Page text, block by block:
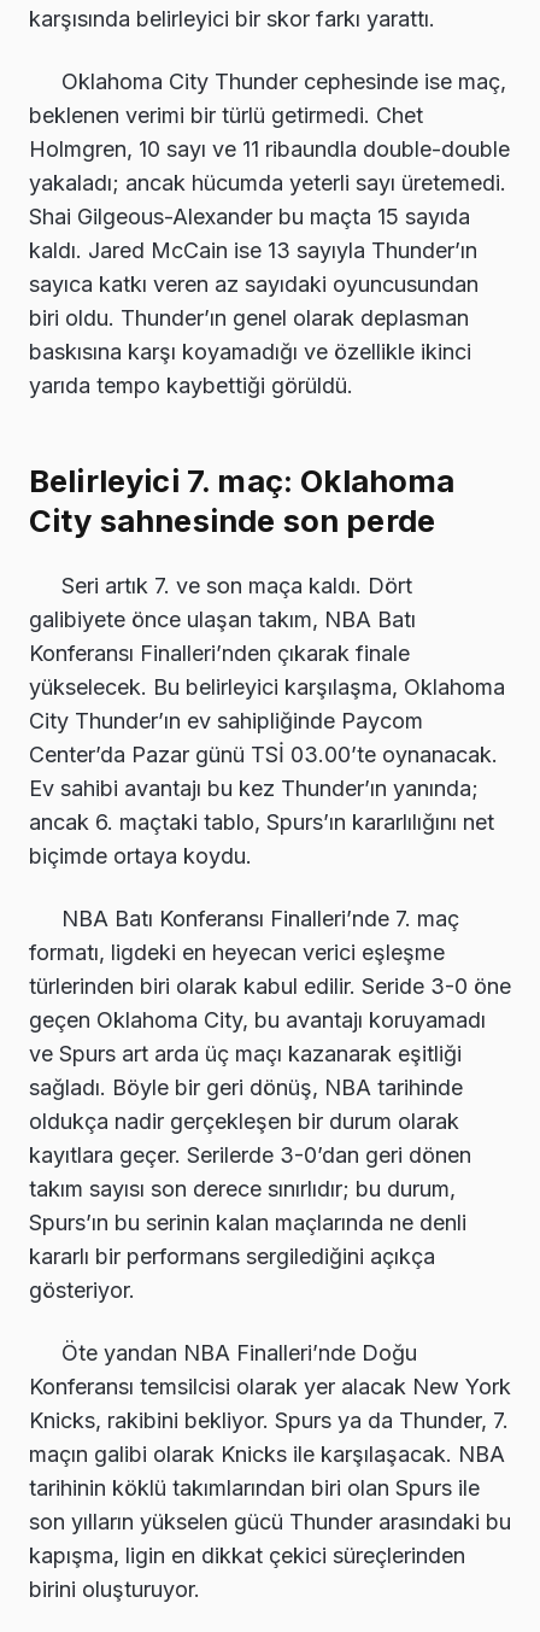
karşısında belirleyici bir skor farkı yarattı.
Oklahoma City Thunder cephesinde ise maç,
beklenen verimi bir türlü getirmedi. Chet
Holmgren, 10 sayı ve 11 ribaundla double-double
yakaladı; ancak hücumda yeterli sayı üretemedi.
Shai Gilgeous-Alexander bu maçta 15 sayıda
kaldı. Jared McCain ise 13 sayıyla Thunder’ın
sayıca katkı veren az sayıdaki oyuncusundan
biri oldu. Thunder’ın genel olarak deplasman
baskısına karşı koyamadığı ve özellikle ikinci
yarıda tempo kaybettiği görüldü.
Belirleyici 7. maç: Oklahoma
City sahnesinde son perde
Seri artık 7. ve son maça kaldı. Dört
galibiyete önce ulaşan takım, NBA Batı
Konferansı Finalleri’nden çıkarak finale
yükselecek. Bu belirleyici karşılaşma, Oklahoma
City Thunder’ın ev sahipliğinde Paycom
Center’da Pazar günü TSİ 03.00’te oynanacak.
Ev sahibi avantajı bu kez Thunder’ın yanında;
ancak 6. maçtaki tablo, Spurs’ın kararlılığını net
biçimde ortaya koydu.
NBA Batı Konferansı Finalleri’nde 7. maç
formatı, ligdeki en heyecan verici eşleşme
türlerinden biri olarak kabul edilir. Seride 3-0 öne
geçen Oklahoma City, bu avantajı koruyamadı
ve Spurs art arda üç maçı kazanarak eşitliği
sağladı. Böyle bir geri dönüş, NBA tarihinde
oldukça nadir gerçekleşen bir durum olarak
kayıtlara geçer. Serilerde 3-0’dan geri dönen
takım sayısı son derece sınırlıdır; bu durum,
Spurs’ın bu serinin kalan maçlarında ne denli
kararlı bir performans sergilediğini açıkça
gösteriyor.
Öte yandan NBA Finalleri’nde Doğu
Konferansı temsilcisi olarak yer alacak New York
Knicks, rakibini bekliyor. Spurs ya da Thunder, 7.
maçın galibi olarak Knicks ile karşılaşacak. NBA
tarihinin köklü takımlarından biri olan Spurs ile
son yılların yükselen gücü Thunder arasındaki bu
kapışma, ligin en dikkat çekici süreçlerinden
birini oluşturuyor.